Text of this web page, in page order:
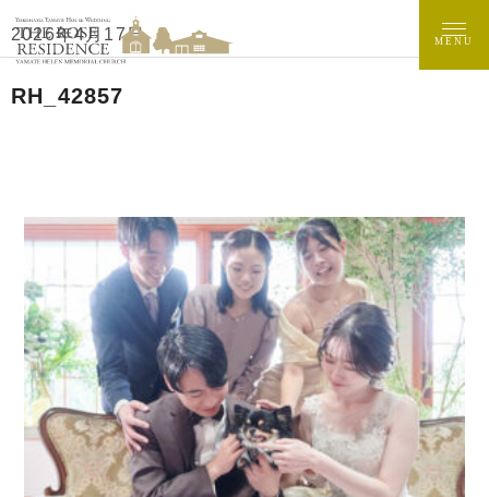
MENU
2026年4月17日
RH_42857